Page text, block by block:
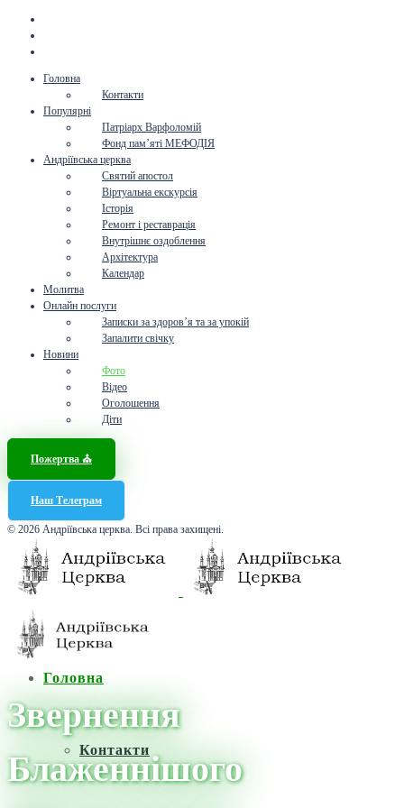
Головна
Контакти
Популярні
Патріарх Варфоломій
Фонд пам’яті МЕФОДІЯ
Андріївська церква
Святий апостол
Віртуальна екскурсія
Історія
Ремонт і реставрація
Внутрішнє оздоблення
Архітектура
Календар
Молитва
Онлайн послуги
Записки за здоров’я та за упокій
Запалити свічку
Новини
Фото
Відео
Оголошення
Діти
Пожертва ⛪️
Наш Телеграм
© 2026 Андріївська церква. Всі права захищені.
Головна
Контакти
Звернення
Блаженнішого